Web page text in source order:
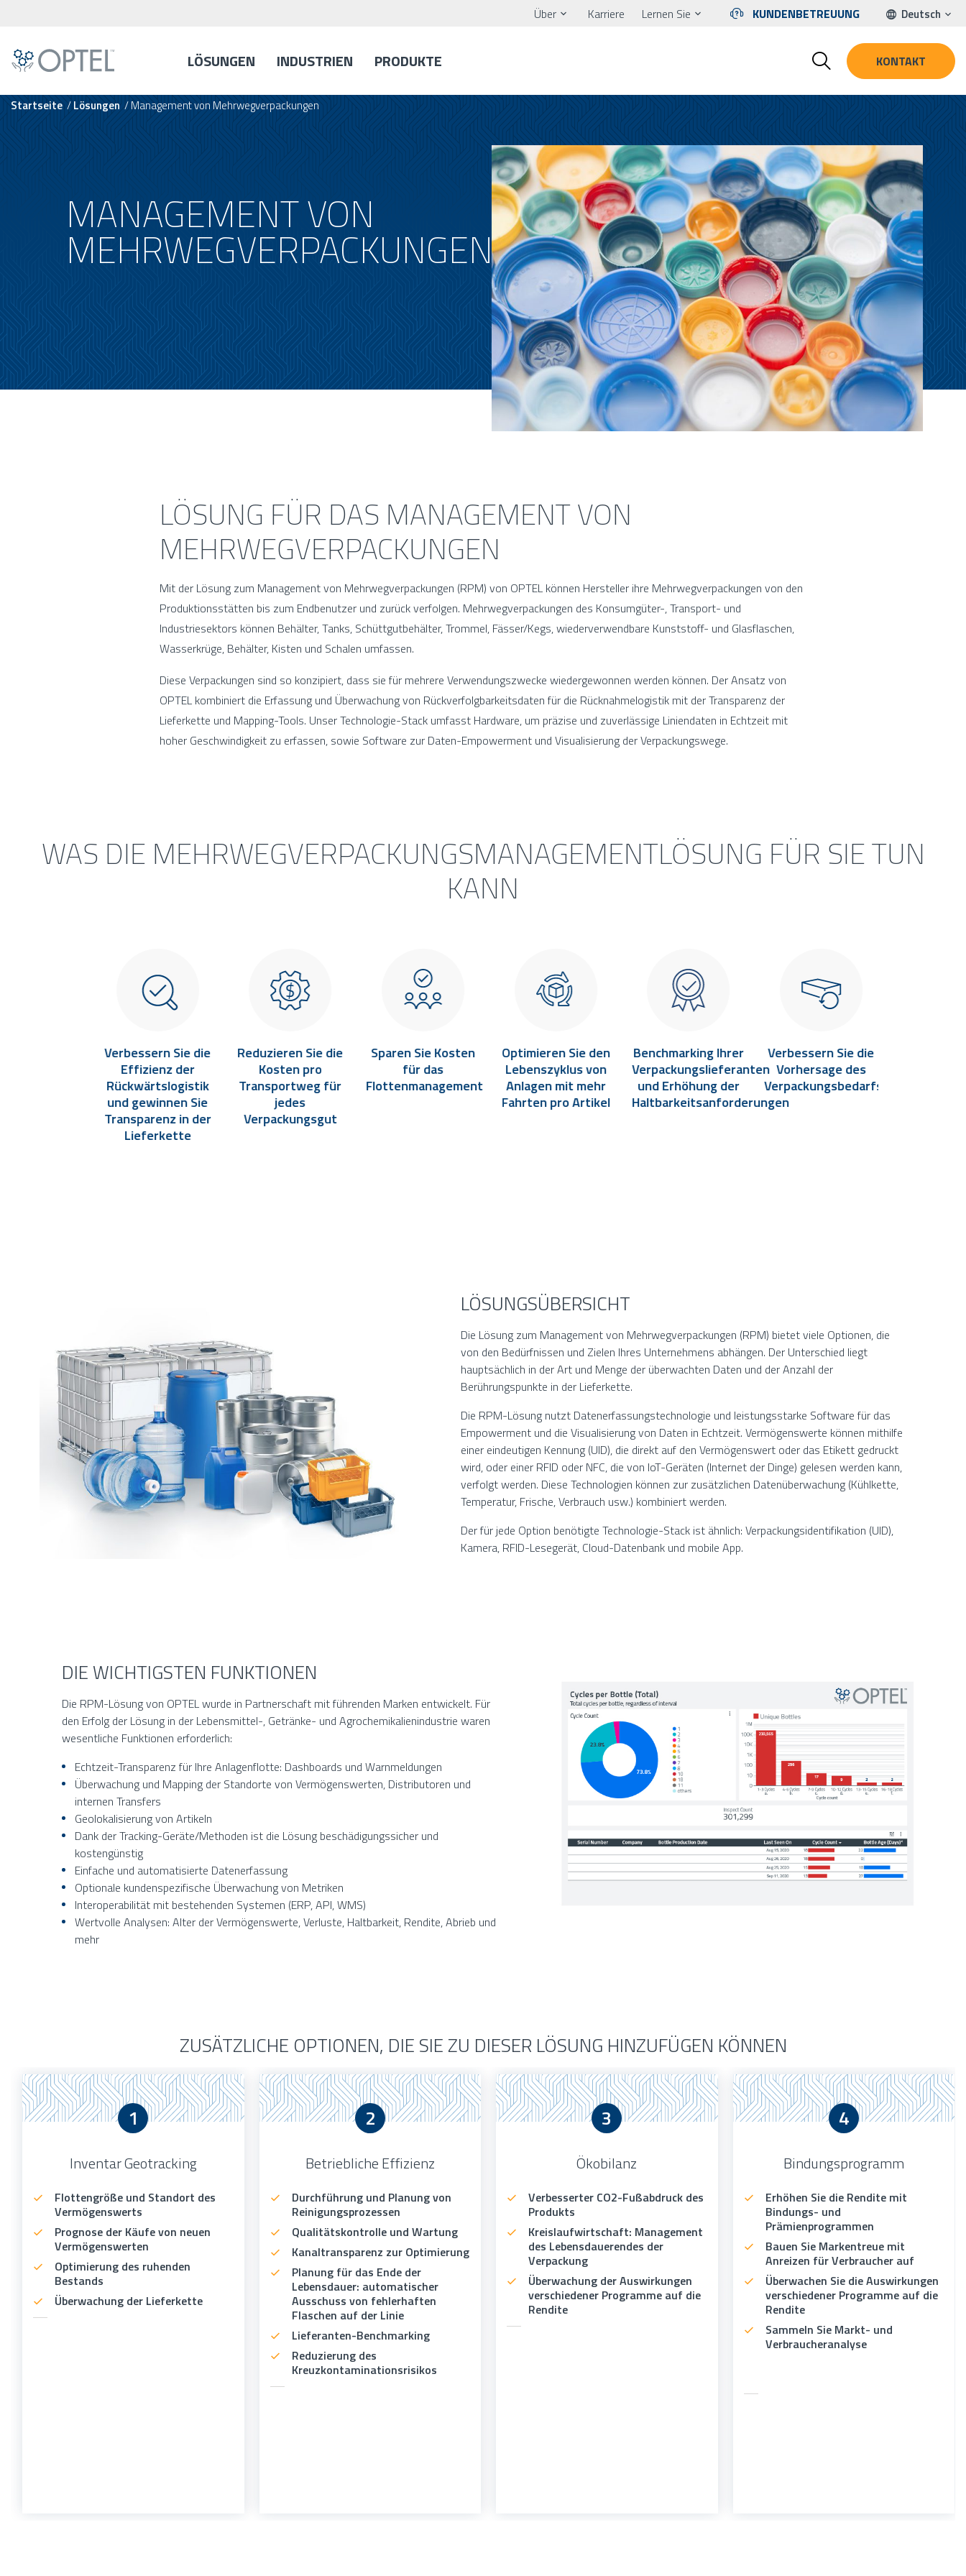
Über Karriere Lernen Sie KUNDENBETREUUNG Deutsch
LÖSUNGEN INDUSTRIEN PRODUKTE KONTAKT
Startseite/Lösungen /Management von Mehrwegverpackungen
MANAGEMENT VON
MEHRWEGVERPACKUNGEN
LÖSUNG FÜR DAS MANAGEMENT VON
MEHRWEGVERPACKUNGEN
Mit der Lösung zum Management von Mehrwegverpackungen (RPM) von OPTEL können Hersteller ihre Mehrwegverpackungen von den
Produktionsstätten bis zum Endbenutzer und zurück verfolgen. Mehrwegverpackungen des Konsumgüter-, Transport- und
Industriesektors können Behälter, Tanks, Schüttgutbehälter, Trommel, Fässer/Kegs, wiederverwendbare Kunststoff- und Glasflaschen,
Wasserkrüge, Behälter, Kisten und Schalen umfassen.
Diese Verpackungen sind so konzipiert, dass sie für mehrere Verwendungszwecke wiedergewonnen werden können. Der Ansatz von
OPTEL kombiniert die Erfassung und Überwachung von Rückverfolgbarkeitsdaten für die Rücknahmelogistik mit der Transparenz der
Lieferkette und Mapping-Tools. Unser Technologie-Stack umfasst Hardware, um präzise und zuverlässige Liniendaten in Echtzeit mit
hoher Geschwindigkeit zu erfassen, sowie Software zur Daten-Empowerment und Visualisierung der Verpackungswege.
WAS DIE MEHRWEGVERPACKUNGSMANAGEMENTLÖSUNG FÜR SIE TUN
KANN
Verbessern Sie die
Effizienz der
Rückwärtslogistik
und gewinnen Sie
Transparenz in der
Lieferkette
Reduzieren Sie die
Kosten pro
Transportweg für
jedes
Verpackungsgut
Sparen Sie Kosten
für das
Flottenmanagement
Optimieren Sie den
Lebenszyklus von
Anlagen mit mehr
Fahrten pro Artikel
Benchmarking Ihrer
Verpackungslieferanten
und Erhöhung der
Haltbarkeitsanforderungen
Verbessern Sie die
Vorhersage des
Verpackungsbedarfs
LÖSUNGSÜBERSICHT
Die Lösung zum Management von Mehrwegverpackungen (RPM) bietet viele Optionen, die
von den Bedürfnissen und Zielen Ihres Unternehmens abhängen. Der Unterschied liegt
hauptsächlich in der Art und Menge der überwachten Daten und der Anzahl der
Berührungspunkte in der Lieferkette.
Die RPM-Lösung nutzt Datenerfassungstechnologie und leistungsstarke Software für das
Empowerment und die Visualisierung von Daten in Echtzeit. Vermögenswerte können mithilfe
einer eindeutigen Kennung (UID), die direkt auf den Vermögenswert oder das Etikett gedruckt
wird, oder einer RFID oder NFC, die von IoT-Geräten (Internet der Dinge) gelesen werden kann,
verfolgt werden. Diese Technologien können zur zusätzlichen Datenüberwachung (Kühlkette,
Temperatur, Frische, Verbrauch usw.) kombiniert werden.
Der für jede Option benötigte Technologie-Stack ist ähnlich: Verpackungsidentifikation (UID),
Kamera, RFID-Lesegerät, Cloud-Datenbank und mobile App.
DIE WICHTIGSTEN FUNKTIONEN
Die RPM-Lösung von OPTEL wurde in Partnerschaft mit führenden Marken entwickelt. Für
den Erfolg der Lösung in der Lebensmittel-, Getränke- und Agrochemikalienindustrie waren
wesentliche Funktionen erforderlich:
Echtzeit-Transparenz für Ihre Anlagenflotte: Dashboards und Warnmeldungen
Überwachung und Mapping der Standorte von Vermögenswerten, Distributoren und
internen Transfers
Geolokalisierung von Artikeln
Dank der Tracking-Geräte/Methoden ist die Lösung beschädigungssicher und
kostengünstig
Einfache und automatisierte Datenerfassung
Optionale kundenspezifische Überwachung von Metriken
Interoperabilität mit bestehenden Systemen (ERP, API, WMS)
Wertvolle Analysen: Alter der Vermögenswerte, Verluste, Haltbarkeit, Rendite, Abrieb und
mehr
ZUSÄTZLICHE OPTIONEN, DIE SIE ZU DIESER LÖSUNG HINZUFÜGEN KÖNNEN
1
Inventar Geotracking
Flottengröße und Standort des
Vermögenswerts
Prognose der Käufe von neuen
Vermögenswerten
Optimierung des ruhenden
Bestands
Überwachung der Lieferkette
2
Betriebliche Effizienz
Durchführung und Planung von
Reinigungsprozessen
Qualitätskontrolle und Wartung
Kanaltransparenz zur Optimierung
Planung für das Ende der
Lebensdauer: automatischer
Ausschuss von fehlerhaften
Flaschen auf der Linie
Lieferanten-Benchmarking
Reduzierung des
Kreuzkontaminationsrisikos
3
Ökobilanz
Verbesserter CO2-Fußabdruck des
Produkts
Kreislaufwirtschaft: Management
des Lebensdauerendes der
Verpackung
Überwachung der Auswirkungen
verschiedener Programme auf die
Rendite
4
Bindungsprogramm
Erhöhen Sie die Rendite mit
Bindungs- und
Prämienprogrammen
Bauen Sie Markentreue mit
Anreizen für Verbraucher auf
Überwachen Sie die Auswirkungen
verschiedener Programme auf die
Rendite
Sammeln Sie Markt- und
Verbraucheranalyse